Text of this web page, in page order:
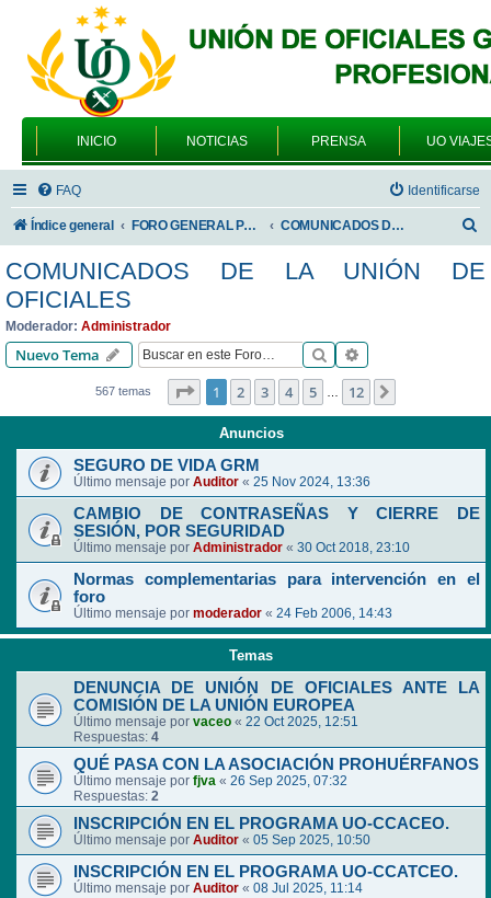
INICIO NOTICIAS PRENSA UO
FAQ Identificarse
Índice general FORO GENERAL PARA TODOS LOS USUARIOS COMUNICADOS DE LA UNIÓN DE OFICIALES
s
COMUNICADOS DE LA UNIÓN DE
OFICIALES
Moderador: Administrador
Nuevo Tema Buscar
567 temas Página de 12
1 2 3 4 5 … 12
Anuncios
SEGURO DE VIDA GRM
Último mensaje por Auditor « 25 Nov 2024, 13:36
CAMBIO DE CONTRASEÑAS Y CIERRE DE
SESIÓN, POR SEGURIDAD
Último mensaje por Administrador « 30 Oct 2018, 23:10
Normas complementarias para intervención en el
foro
Último mensaje por moderador « 24 Feb 2006, 14:43
Temas
DENUNCIA DE UNIÓN DE OFICIALES ANTE LA
COMISIÓN DE LA UNIÓN EUROPEA
Último mensaje por vaceo « 22 Oct 2025, 12:51
Respuestas: 4
QUÉ PASA CON LA ASOCIACIÓN PROHUÉRFANOS
Último mensaje por fjva « 26 Sep 2025, 07:32
Respuestas: 2
INSCRIPCIÓN EN EL PROGRAMA UO-CCACEO.
Último mensaje por Auditor « 05 Sep 2025, 10:50
INSCRIPCIÓN EN EL PROGRAMA UO-CCATCEO.
Último mensaje por Auditor « 08 Jul 2025, 11:14